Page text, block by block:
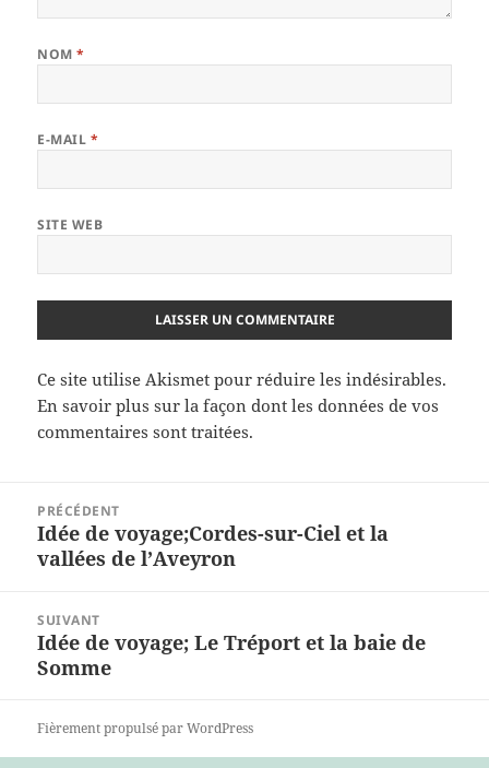
NOM*
E-MAIL *
SITE WEB
Ce site utilise Akismet pour réduire les indésirables.
En savoir plus sur la façon dont les données de vos
commentaires sont traitées.
l’article
PRÉCÉDENT
Article
précédent :
Idée de voyage;Cordes-sur-Ciel et la
vallées de l’Aveyron
SUIVANT
Article
suivant :
Idée de voyage; Le Tréport et la baie de
Somme
Fièrement propulsé par WordPress